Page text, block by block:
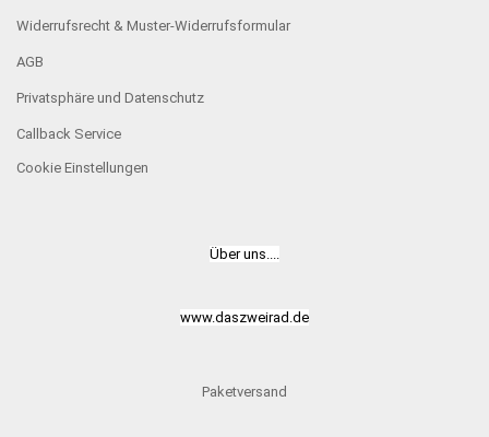
Widerrufsrecht & Muster-Widerrufsformular
AGB
Privatsphäre und Datenschutz
Callback Service
Cookie Einstellungen
Über uns....
www.daszweirad.de
Paketversand